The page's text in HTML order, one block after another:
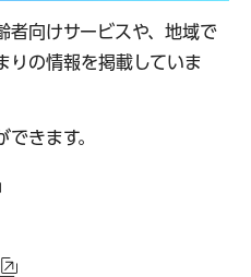
者向けサービスや、地域で
りの情報を掲載していま
きます。